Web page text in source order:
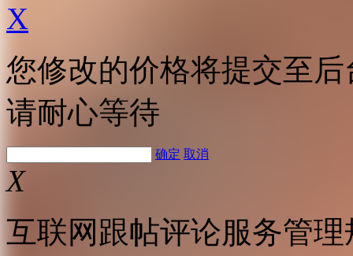
X
您修改的价格将提交至
请耐心等待
确定 取消
X
互联网跟帖评论服务管理